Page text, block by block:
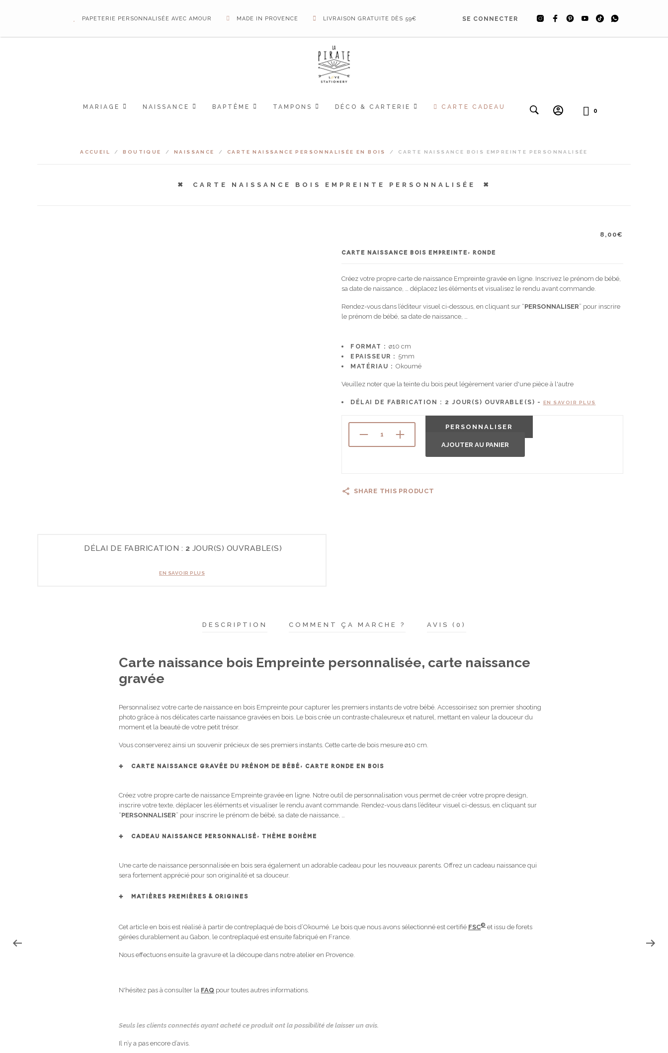
PAPETERIE PERSONNALISÉE AVEC AMOUR MADE IN PROVENCE LIVRAISON GRATUITE DÈS 59€ SE CONNECTER
MARIAGE NAISSANCE BAPTÊME TAMPONS DÉCO & CARTERIE CARTE CADEAU
0
ACCUEIL / BOUTIQUE / NAISSANCE / CARTE NAISSANCE PERSONNALISÉE EN BOIS / CARTE NAISSANCE BOIS EMPREINTE PERSONNALISÉE
CARTE NAISSANCE BOIS EMPREINTE PERSONNALISÉE
DÉLAI DE FABRICATION : 2 JOUR(S) OUVRABLE(S)
EN SAVOIR PLUS
8,00€
CARTE NAISSANCE BOIS EMPREINTE, RONDE
Créez votre propre carte de naissance Empreinte gravée en ligne. Inscrivez le prénom de bébé,
sa date de naissance, … déplacez les éléments et visualisez le rendu avant commande.
Rendez-vous dans l’éditeur visuel ci-dessous, en cliquant sur “PERSONNALISER” pour inscrire
le prénom de bébé, sa date de naissance, …
FORMAT : ø10 cm
EPAISSEUR : 5mm
MATÉRIAU : Okoumé
Veuillez noter que la teinte du bois peut légèrement varier d'une pièce à l'autre
DÉLAI DE FABRICATION : 2 JOUR(S) OUVRABLE(S) - EN SAVOIR PLUS
PERSONNALISER
AJOUTER AU PANIER
SHARE THIS PRODUCT
DESCRIPTION COMMENT ÇA MARCHE ? AVIS (0)
Carte naissance bois Empreinte personnalisée, carte naissance
gravée
Personnalisez votre carte de naissance en bois Empreinte pour capturer les premiers instants de votre bébé. Accessoirisez son premier shooting
photo grâce à nos délicates carte naissance gravées en bois. Le bois crée un contraste chaleureux et naturel, mettant en valeur la douceur du
moment et la beauté de votre petit trésor.
Vous conserverez ainsi un souvenir précieux de ses premiers instants. Cette carte de bois mesure ø10 cm.
CARTE NAISSANCE GRAVÉE DU PRÉNOM DE BÉBÉ, CARTE RONDE EN BOIS
Créez votre propre carte de naissance Empreinte gravée en ligne. Notre outil de personnalisation vous permet de créer votre propre design,
inscrire votre texte, déplacer les éléments et visualiser le rendu avant commande. Rendez-vous dans l’éditeur visuel ci-dessus, en cliquant sur
“PERSONNALISER” pour inscrire le prénom de bébé, sa date de naissance, …
CADEAU NAISSANCE PERSONNALISÉ, THÈME BOHÈME
Une carte de naissance personnalisée en bois sera également un adorable cadeau pour les nouveaux parents. Offrez un cadeau naissance qui
sera fortement apprécié pour son originalité et sa douceur.
MATIÈRES PREMIÈRES & ORIGINES
Cet article en bois est réalisé à partir de contreplaqué de bois d’Okoumé. Le bois que nous avons sélectionné est certifié FSC©et issu de forets
gérées durablement au Gabon, le contreplaqué est ensuite fabriqué en France.
Nous effectuons ensuite la gravure et la découpe dans notre atelier en Provence.
N'hésitez pas à consulter la FAQ pour toutes autres informations.
Seuls les clients connectés ayant acheté ce produit ont la possibilité de laisser un avis.
Il n’y a pas encore d’avis.